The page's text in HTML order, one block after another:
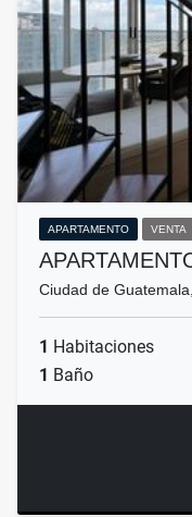
APARTAMENTO VENTA
Ciudad de
1 Habitaciones
1 Baño